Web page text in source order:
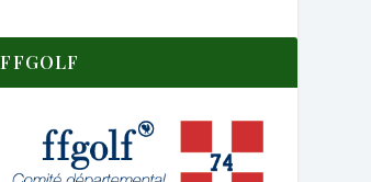
FFGOLF